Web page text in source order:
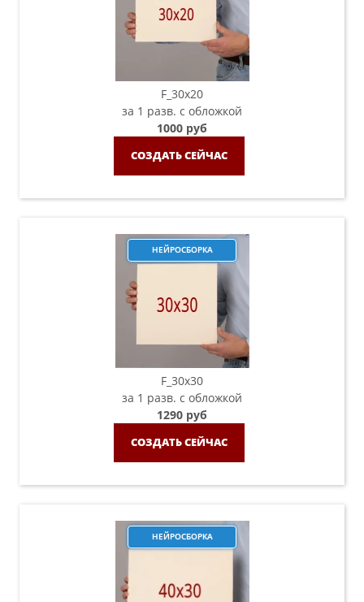
F_30х20
за 1 разв. с обложкой
1000 руб
СОЗДАТЬ СЕЙЧАС
НЕЙРОСБОРКА
F_30х30
за 1 разв. с обложкой
1290 руб
СОЗДАТЬ СЕЙЧАС
НЕЙРОСБОРКА